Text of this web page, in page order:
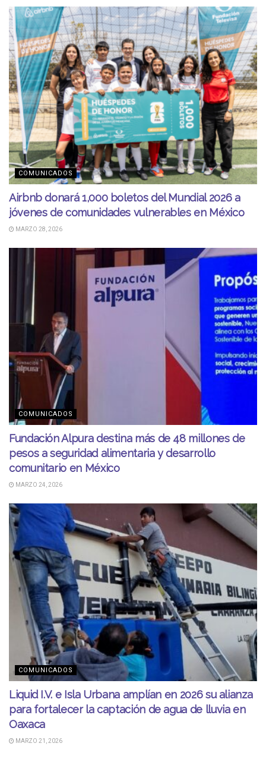
COMUNICADOS
Airbnb donará 1,000 boletos del Mundial 2026 a
jóvenes de comunidades vulnerables en México
MARZO 28, 2026
COMUNICADOS
Fundación Alpura destina más de 48 millones de
pesos a seguridad alimentaria y desarrollo
comunitario en México
MARZO 24, 2026
COMUNICADOS
Liquid I.V. e Isla Urbana amplían en 2026 su alianza
para fortalecer la captación de agua de lluvia en
Oaxaca
MARZO 21, 2026